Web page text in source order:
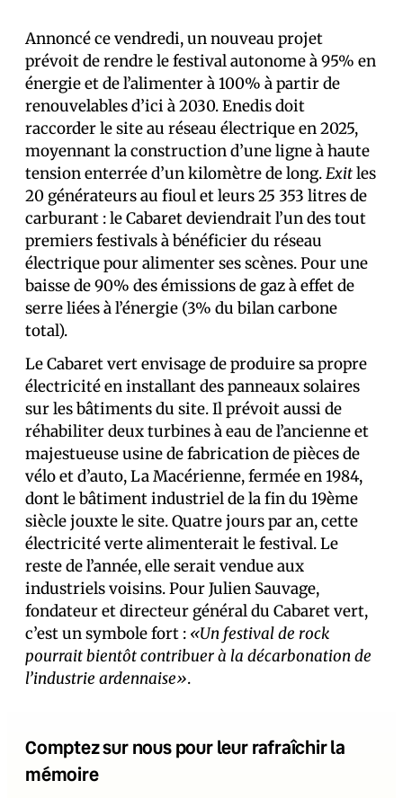
Annoncé ce vendredi, un nouveau projet
prévoit de rendre le festival autonome à 95% en
énergie et de l’alimenter à 100% à partir de
renouvelables d’ici à 2030. Enedis doit
raccorder le site au réseau électrique en 2025,
moyennant la construction d’une ligne à haute
tension enterrée d’un kilomètre de long.Exitles
20 générateurs au fioul et leurs 25 353 litres de
carburant : le Cabaret deviendrait l’un des tout
premiers festivals à bénéficier du réseau
électrique pour alimenter ses scènes. Pour une
baisse de 90% des émissions de gaz à effet de
serre liées à l’énergie (3% du bilan carbone
total).
Le Cabaret vert envisage de produire sa propre
électricité en installant des panneaux solaires
sur les bâtiments du site. Il prévoit aussi de
réhabiliter deux turbines à eau de l’ancienne et
majestueuse usine de fabrication de pièces de
vélo et d’auto, La Macérienne, fermée en 1984,
dont le bâtiment industriel de la fin du 19ème
siècle jouxte le site. Quatre jours par an, cette
électricité verte alimenterait le festival. Le
reste de l’année, elle serait vendue aux
industriels voisins. Pour Julien Sauvage,
fondateur et directeur général du Cabaret vert,
c’est un symbole fort : «Un festival de rock
pourrait bientôt contribuer à la décarbonation de
l’industrie ardennaise».
Comptez sur nous pour leur rafraîchir la
mémoire